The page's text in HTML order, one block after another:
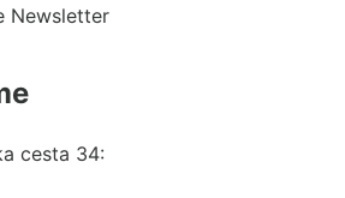
Newsletter
cesta 34: